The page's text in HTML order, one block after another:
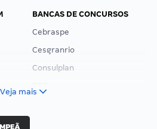
BANCAS DE CONCURSOS
Cebraspe
Cesgranrio
Consulplan
Veja mais